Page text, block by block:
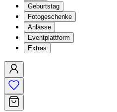
Geburtstag
Fotogeschenke
Anlässe
Eventplattform
Extras